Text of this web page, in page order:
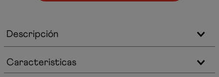
Descripción
Caracteristicas